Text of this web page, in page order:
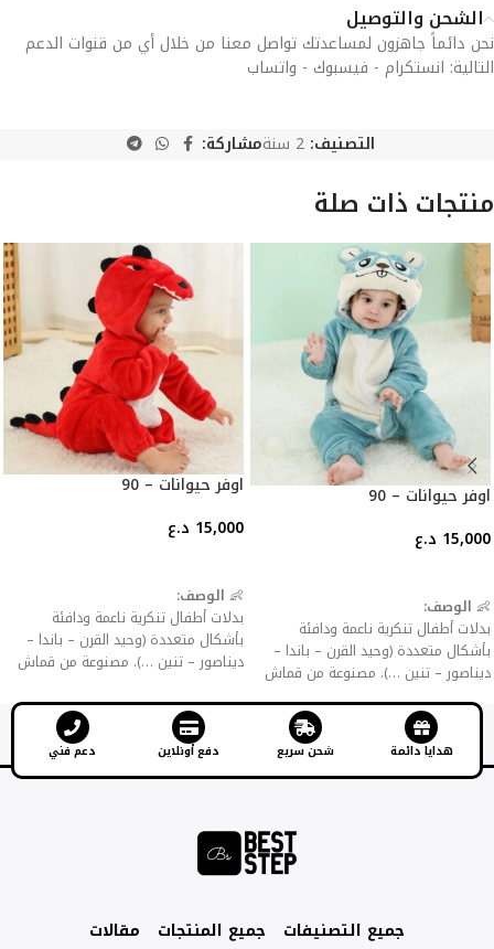
الشحن والتوصيل
نحن دائماً جاهزون لمساعدتك تواصل معنا من خلال أي من قنوات الدعم
التالية: انستكرام - فيسبوك - واتساب
التصنيف: 2 سنة مشاركة:
منتجات ذات صلة
اوفر حيوانات – 90
15,000 د.ع
👶 الوصف:
بدلات أطفال تنكرية ناعمة ودافئة
بأشكال متعددة (وحيد القرن – باندا –
ديناصور – تنين …). مصنوعة من قماش
فلانيل سميك للحماية من البرد، مع
سحّاب أو أزرار للإغلاق لسهولة اللبس
✨المميزات:
تصاميم جذابة تضيف المرح للأطفال.
مثالية كملابس منزلية، حفلات تنكرية،
سهلة الغسيل ولا تتأثر بالألوان.
اوفر حيوانات – 90
15,000 د.ع
👶 الوصف:
بدلات أطفال تنكرية ناعمة ودافئة
بأشكال متعددة (وحيد القرن – باندا –
ديناصور – تنين …). مصنوعة من قماش
سحّاب أو أزرار للإغلاق لسهولة اللبس
والخلع.
المميزات:
تصاميم جذابة تضيف المرح للأطفال.
مثالية كملابس منزلية، حفلات تنكرية،
أعياد ميلاد أو هالوين.
هدايا دائمة شحن سريع دفع أونلاين دعم فني
جميع التصنيفات جميع المنتجات مقالات